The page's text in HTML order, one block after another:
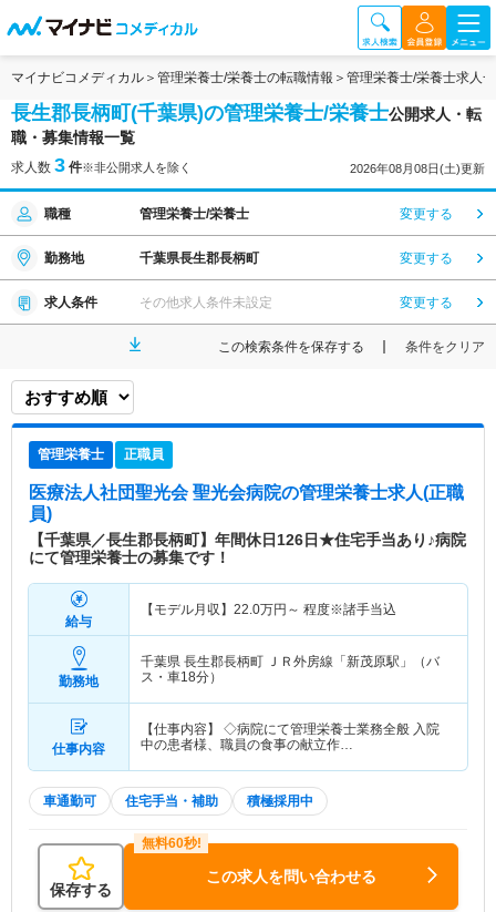
マイナビコメディカル 管理栄養士/栄養士の転職情報 管理栄養士/栄養士求人
長生郡長柄町(千葉県)の管理栄養士/栄養士公開求人・転
職・募集情報一覧
求人数 3 件※非公開求人を除く 2026年08月08日(土)更新
職種 管理栄養士/栄養士 変更する
勤務地 千葉県長生郡長柄町 変更する
求人条件 その他求人条件未設定 変更する
この検索条件を保存する 条件をクリア
管理栄養士 正職員
医療法人社団聖光会 聖光会病院の管理栄養士求人(正職
員)
【千葉県／長生郡長柄町】年間休日126日★住宅手当あり♪病院
にて管理栄養士の募集です！
給与
【モデル月収】 22.0万円～ 程度※諸手当込
勤務地
千葉県 長生郡長柄町 ＪＲ外房線「新茂原駅」（バ
ス・車18分）
仕事内容
【仕事内容】 ◇病院にて管理栄養士業務全般 入院
中の患者様、職員の食事の献立作…
車通勤可 住宅手当・補助 積極採用中
保存する
この求人を問い合わせる